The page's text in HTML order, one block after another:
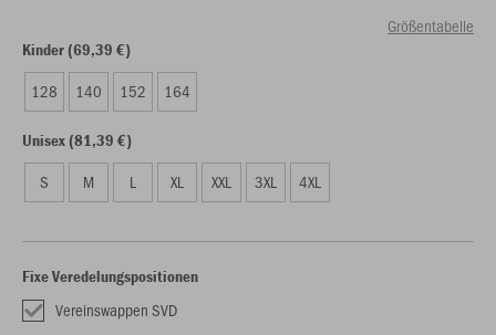
Größentabelle
Kinder (69,39 €)
128 140 152 164
Unisex (81,39 €)
S M L XL XXL 3XL 4XL
Fixe Veredelungspositionen
Vereinswappen SVD